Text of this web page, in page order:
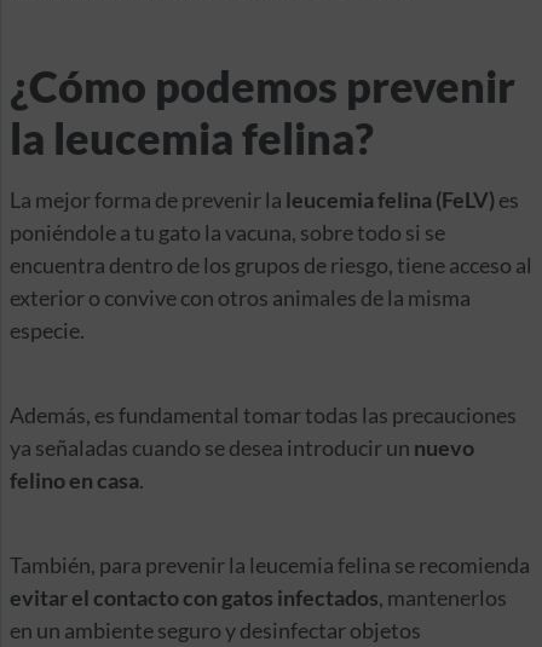
¿Cómo podemos prevenir
la leucemia felina?
La mejor forma de prevenir la leucemia felina (FeLV) es
poniéndole a tu gato la vacuna, sobre todo si se
encuentra dentro de los grupos de riesgo, tiene acceso al
exterior o convive con otros animales de la misma
especie.
Además, es fundamental tomar todas las precauciones
ya señaladas cuando se desea introducir un nuevo
felino en casa.
También, para prevenir la leucemia felina se recomienda
evitar el contacto con gatos infectados, mantenerlos
en un ambiente seguro y desinfectar objetos